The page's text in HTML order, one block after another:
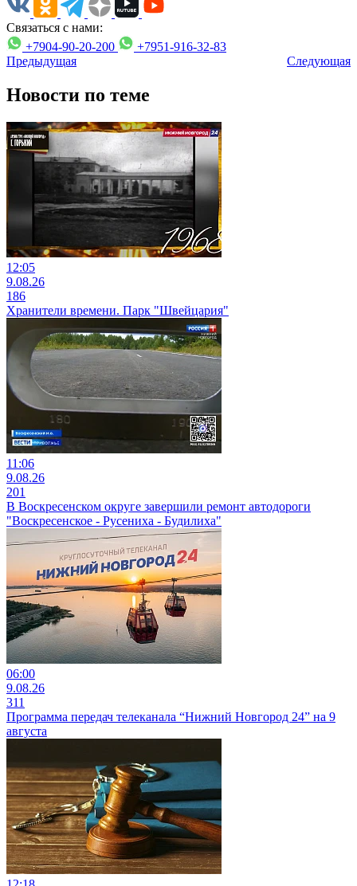
Связаться с нами:
+7904-90-20-200
+7951-916-32-83
Предыдущая
Следующая
Новости по теме
12:05
9.08.26
186
Хранители времени. Парк "Швейцария"
11:06
9.08.26
201
В Воскресенском округе завершили ремонт автодороги
"Воскресенское - Русениха - Будилиха"
06:00
9.08.26
311
Программа передач телеканала “Нижний Новгород 24” на 9
августа